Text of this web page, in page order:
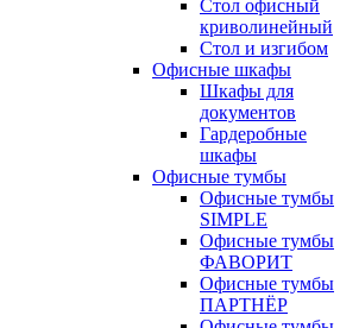
Стол офисный
криволинейный
Стол и изгибом
Офисные шкафы
Шкафы для
документов
Гардеробные
шкафы
Офисные тумбы
Офисные тумбы
SIMPLE
Офисные тумбы
ФАВОРИТ
Офисные тумбы
ПАРТНЁР